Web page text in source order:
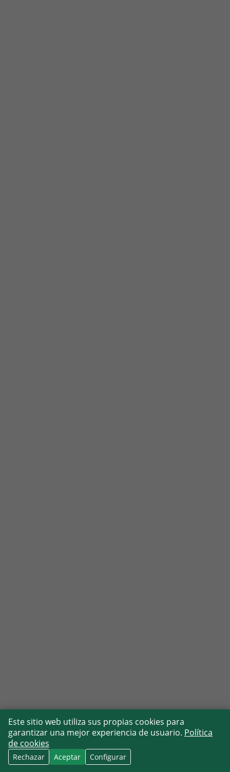
Este sitio web utiliza sus propias cookies para
garantizar una mejor experiencia de usuario. Política
de cookies
Rechazar Aceptar Configurar